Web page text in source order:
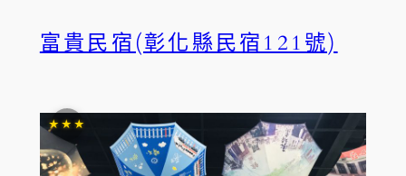
富貴民宿(彰化縣民宿121號)
★★★